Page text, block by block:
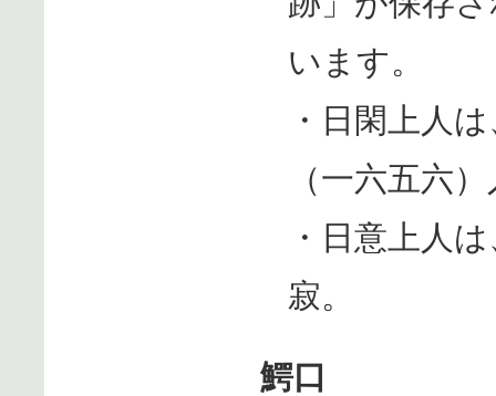
います。
・日閑上人
（一六五六
・日意上人
寂。
鰐口